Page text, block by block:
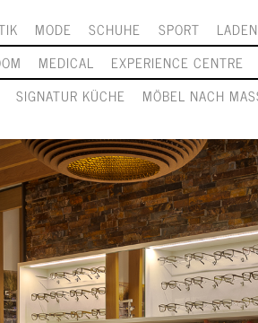
MODE SCHUHE SPORT
MEDICAL EXPERIENCE CENTRE
SIGNATUR KÜCHE MÖBEL NACH MASS